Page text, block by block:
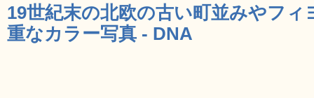
19世紀末の北欧の古い町並みやフ
重なカラー写真 - DNA